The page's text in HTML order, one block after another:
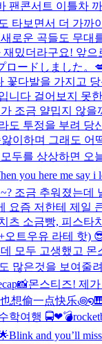
팬콘서트 이틀차
타보면서 더 가까
로운 곡들도 무대
밌더라구요! 앞으
ロードしました。
꽃다발을 가지고
니다 걸어보지 못
조금 얄밉지 않을
도 투정을 부려 당
이하며 그래도 어
두를 상상하면 오
you here me say i
조금 추워졌는데
요즘 저한테 제일
츠 소금빵, 피스타
오트우유 라테 핫)
모두 고생했고 몬
많은것을 보여줄
몬스티즈! 제
想偷一点快乐꩜໑
학여행 🚍❤︎
Blink and you’ll